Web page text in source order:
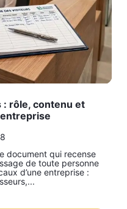
rôle, contenu et
document qui recense
de toute personne
d’une entreprise :